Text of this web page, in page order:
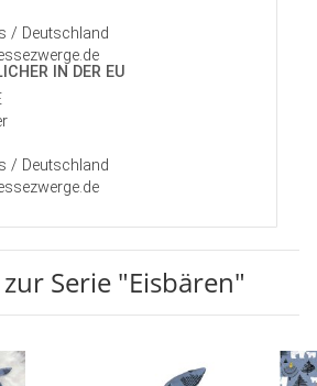
/ Deutschland
IN DER EU
/ Deutschland
Serie "Eisbären"